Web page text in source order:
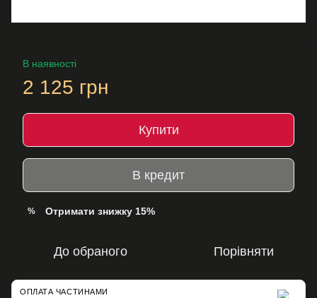
В наявності
2 125 грн
Купити
В кредит
% Отримати знижку 15%
До обраного Порівняти
ОПЛАТА ЧАСТИНАМИ